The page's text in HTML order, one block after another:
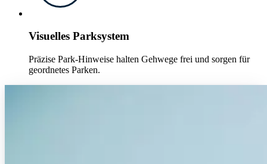
Visuelles Parksystem
Präzise Park-Hinweise halten Gehwege frei und sorgen für
geordnetes Parken.